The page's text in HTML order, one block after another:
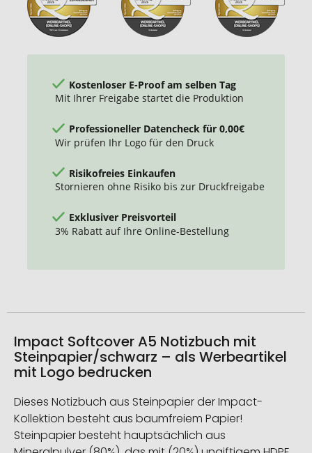
Kostenloser E-Proof am selben Tag
Mit Ihrer Freigabe startet die Produktion
Professioneller Datencheck für 0,00€
Wir prüfen Ihr Logo für den Druck
Risikofreies Einkaufen
Stornieren ohne Risiko bis zur Druckfreigabe
Exklusiver Preisvorteil
3% Rabatt auf Ihre Online-Bestellung
Impact Softcover A5 Notizbuch mit
Steinpapier/schwarz – als Werbeartikel
mit Logo bedrucken
Dieses Notizbuch aus Steinpapier der Impact-
Kollektion besteht aus baumfreiem Papier!
Steinpapier besteht hauptsächlich aus